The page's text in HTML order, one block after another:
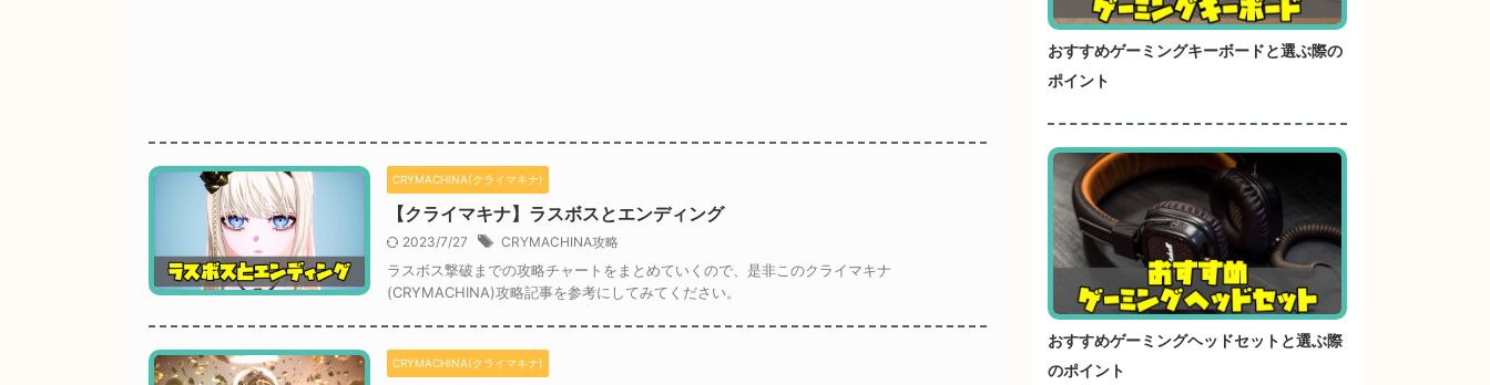
CRYMACHINA(クライマキナ)
【クライマキナ】ラスボスとエンディング
2023/7/27 CRYMACHINA攻略
ラスボス撃破までの攻略チャートをまとめていくので、是非このクライマキナ
(CRYMACHINA)攻略記事を参考にしてみてください。
CRYMACHINA(クライマキナ)
おすすめゲーミングキーボードと選ぶ際の
ポイント
おすすめゲーミングヘッドセットと選ぶ際
のポイント